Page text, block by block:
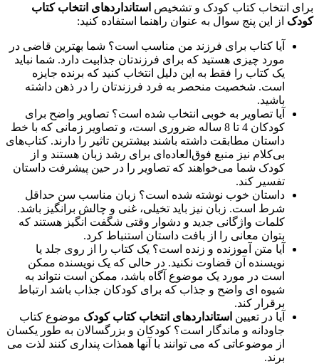
انتخاب کتاب کودک و تشخیصاستانداردهای انتخاب کتاب
از این پنج سوال به عنوان راهنما استفاده کنید:
آیا کتاب برای فرزند من مناسب است؟ شما بهترین قاضی در
مورد چیزی هستید که برای فرزندتان جذابیت دارد. شما نباید
یک کتاب را فقط به این دلیل انتخاب کنید که برنده جایزه
است. شخصیت منحصر به فرد فرزندتان را در ذهن داشته
باشید.
آیا تصاویر به خوبی انتخاب شده است؟ تصاویر واضح برای
کودکان 4 تا 8 ساله ضروری است، و تصاویر زمانی که با خط
داستان مطابقت داشته باشند بیشترین تاثیر را دارند. کتاب‌های
بی‌کلام نیز منبع فوق‌العاده‌ای برای رشد زبان هستند و از
کودک شما می‌خواهند که تصاویر را در حین پیشرفت داستان
تفسیر کند.
داستان خوب نوشته شده است؟ زبان مناسب سن حداقل
شرط است. زبان نیز باید تخیلی، غنی و چالش برانگیز باشد.
کلمات واژگانی جدید و دشوار وقتی شگفت انگیز هستند که
بتوان معانی را از بافت داستان استنباط کرد.
آیا متن آموزنده و زنده است؟ یک کتاب را از روی جلد یا
نویسنده آن قضاوت نکنید. در حالی که یک نویسنده ممکن
است در مورد یک موضوع آگاه باشد، ممکن است نتواند به
شیوه ای واضح و جذاب که برای کودکان جذاب باشد ارتباط
برقرار کند.
آیا در تعییناستانداردهای انتخاب کتاب کودکموضوع کتاب
جاودانه و ماندگار است؟ کودکان و بزرگسالان به طور یکسان
از موضوعاتی که می توانند با آنها همذات پنداری کنند لذت می
برند.